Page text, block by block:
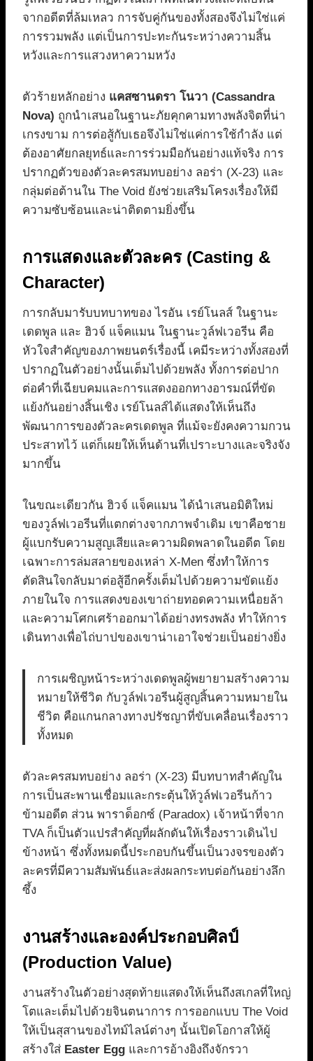
จากอดีตที่ล้มเหลว การจับคู่กันของทั้งสองจึงไม่ใช่แค่
การรวมพลัง แต่เป็นการปะทะกันระหว่างความสิ้น
หวังและการแสวงหาความหวัง
ตัวร้ายหลักอย่าง แคสซานดรา โนวา (Cassandra
Nova) ถูกนำเสนอในฐานะภัยคุกคามทางพลังจิตที่น่า
เกรงขาม การต่อสู้กับเธอจึงไม่ใช่แค่การใช้กำลัง แต่
ต้องอาศัยกลยุทธ์และการร่วมมือกันอย่างแท้จริง การ
ปรากฏตัวของตัวละครสมทบอย่าง ลอร่า (X-23) และ
กลุ่มต่อต้านใน The Void ยังช่วยเสริมโครงเรื่องให้มี
ความซับซ้อนและน่าติดตามยิ่งขึ้น
การแสดงและตัวละคร (Casting &
Character)
การกลับมารับบทบาทของ ไรอัน เรย์โนลส์ ในฐานะ
เดดพูล และ ฮิวจ์ แจ็คแมน ในฐานะวูล์ฟเวอรีน คือ
หัวใจสำคัญของภาพยนตร์เรื่องนี้ เคมีระหว่างทั้งสองที่
ปรากฏในตัวอย่างนั้นเต็มไปด้วยพลัง ทั้งการต่อปาก
ต่อคำที่เฉียบคมและการแสดงออกทางอารมณ์ที่ขัด
แย้งกันอย่างสิ้นเชิง เรย์โนลส์ได้แสดงให้เห็นถึง
พัฒนาการของตัวละครเดดพูล ที่แม้จะยังคงความกวน
ประสาทไว้ แต่ก็เผยให้เห็นด้านที่เปราะบางและจริงจัง
มากขึ้น
ในขณะเดียวกัน ฮิวจ์ แจ็คแมน ได้นำเสนอมิติใหม่
ของวูล์ฟเวอรีนที่แตกต่างจากภาพจำเดิม เขาคือชาย
ผู้แบกรับความสูญเสียและความผิดพลาดในอดีต โดย
เฉพาะการล่มสลายของเหล่า X-Men ซึ่งทำให้การ
ตัดสินใจกลับมาต่อสู้อีกครั้งเต็มไปด้วยความขัดแย้ง
ภายในใจ การแสดงของเขาถ่ายทอดความเหนื่อยล้า
และความโศกเศร้าออกมาได้อย่างทรงพลัง ทำให้การ
เดินทางเพื่อไถ่บาปของเขาน่าเอาใจช่วยเป็นอย่างยิ่ง
การเผชิญหน้าระหว่างเดดพูลผู้พยายามสร้างความ
หมายให้ชีวิต กับวูล์ฟเวอรีนผู้สูญสิ้นความหมายใน
ชีวิต คือแกนกลางทางปรัชญาที่ขับเคลื่อนเรื่องราว
ทั้งหมด
ตัวละครสมทบอย่าง ลอร่า (X-23) มีบทบาทสำคัญใน
การเป็นสะพานเชื่อมและกระตุ้นให้วูล์ฟเวอรีนก้าว
ข้ามอดีต ส่วน พาราด็อกซ์ (Paradox) เจ้าหน้าที่จาก
TVA ก็เป็นตัวแปรสำคัญที่ผลักดันให้เรื่องราวเดินไป
ข้างหน้า ซึ่งทั้งหมดนี้ประกอบกันขึ้นเป็นวงจรของตัว
ละครที่มีความสัมพันธ์และส่งผลกระทบต่อกันอย่างลึก
ซึ้ง
งานสร้างและองค์ประกอบศิลป์
(Production Value)
งานสร้างในตัวอย่างสุดท้ายแสดงให้เห็นถึงสเกลที่ใหญ่
โตและเต็มไปด้วยจินตนาการ การออกแบบ The Void
ให้เป็นสุสานของไทม์ไลน์ต่างๆ นั้นเปิดโอกาสให้ผู้
สร้างใส่ Easter Egg และการอ้างอิงถึงจักรวา